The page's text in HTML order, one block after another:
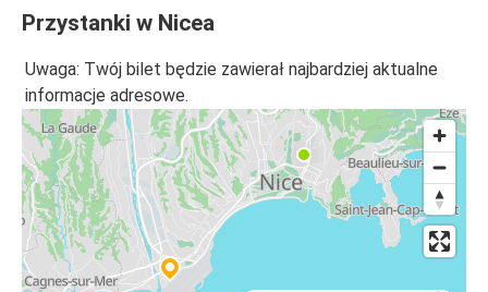
Przystanki w Nicea
Uwaga: Twój bilet będzie zawierał najbardziej aktualne
informacje adresowe.